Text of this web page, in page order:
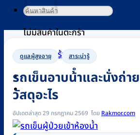
ไม่มีสินค้าในตะกร้า
กลับสู่หน้าร้านค้า
0
ค้นหา:
ดูแลผู้สูงอายุ , สาระน่ารู้
รถเข็นอาบน้ําและนั่งถ่า
วัสดุอะไร
อัปเดตล่าสุด 29 กรกฎาคม 2569 Rakmor.com